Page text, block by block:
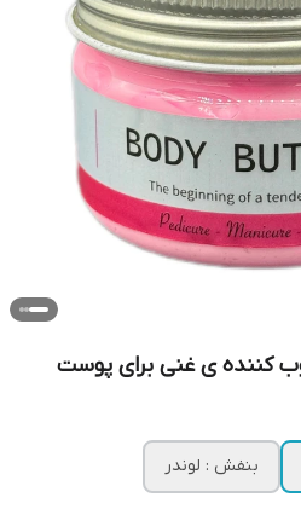
بنفش : لوندر